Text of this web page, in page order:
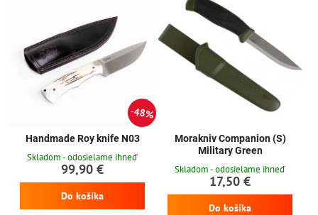
48%
Handmade Roy knife N03
Skladom - odosielame ihneď
99,90 €
Do košíka
Morakniv Companion (S)
Military Green
Skladom - odosielame ihneď
17,50 €
Do košíka